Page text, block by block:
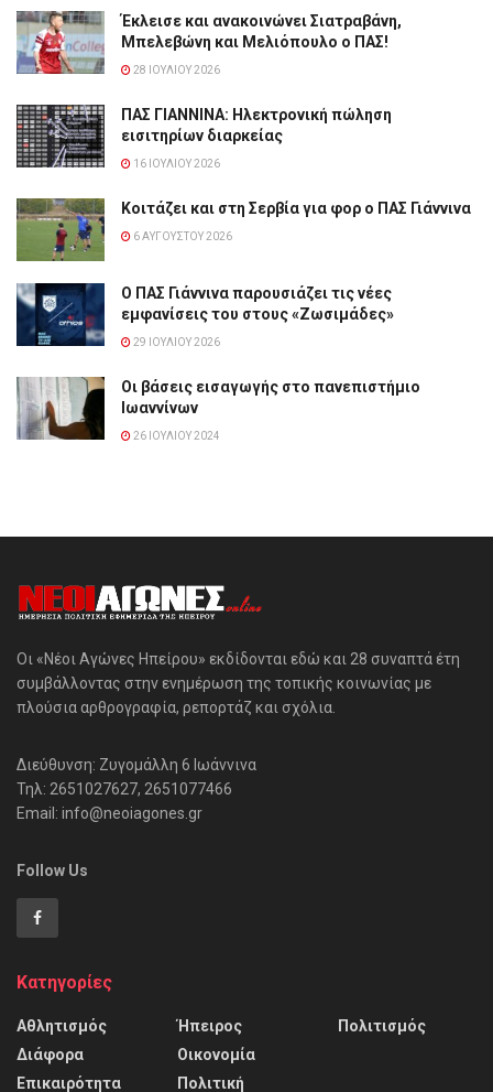
Έκλεισε και ανακοινώνει Σιατραβάνη,
Μπελεβώνη και Μελιόπουλο ο ΠΑΣ!
28 ΙΟΥΛΊΟΥ 2026
ΠΑΣ ΓΙΑΝΝΙΝΑ: Hλεκτρονική πώληση
εισιτηρίων διαρκείας
16 ΙΟΥΛΊΟΥ 2026
Κοιτάζει και στη Σερβία για φορ ο ΠΑΣ Γιάννινα
6 ΑΥΓΟΎΣΤΟΥ 2026
Ο ΠΑΣ Γιάννινα παρουσιάζει τις νέες
εμφανίσεις του στους «Ζωσιμάδες»
29 ΙΟΥΛΊΟΥ 2026
Οι βάσεις εισαγωγής στο πανεπιστήμιο
Ιωαννίνων
26 ΙΟΥΛΊΟΥ 2024
Οι «Νέοι Αγώνες Ηπείρου» εκδίδονται εδώ και 28 συναπτά έτη
συμβάλλοντας στην ενημέρωση της τοπικής κοινωνίας με
πλούσια αρθρογραφία, ρεπορτάζ και σχόλια.
Διεύθυνση: Ζυγομάλλη 6 Ιωάννινα
Τηλ: 2651027627, 2651077466
Email: info@neoiagones.gr
Follow Us
Κατηγορίες
Αθλητισμός
Διάφορα
Επικαιρότητα
Ήπειρος
Οικονομία
Πολιτική
Πολιτισμός